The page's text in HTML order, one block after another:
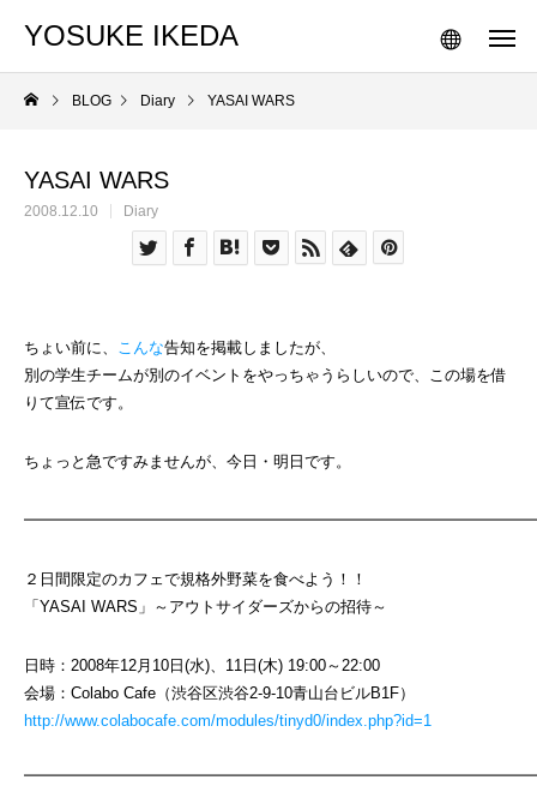
YOSUKE IKEDA
BLOG Diary YASAI WARS
YASAI WARS
2008.12.10 Diary
ちょい前に、 こんな告知を掲載しましたが、
別の学生チームが別のイベントをやっちゃうらしいので、この場を借
りて宣伝です。
ちょっと急ですみませんが、今日・明日です。
２日間限定のカフェで規格外野菜を食べよう！！
「YASAI WARS」～アウトサイダーズからの招待～
日時：2008年12月10日(水)、11日(木) 19:00～22:00
会場：Colabo Cafe（渋谷区渋谷2-9-10青山台ビルB1F）
http://www.colabocafe.com/modules/tinyd0/index.php?id=1